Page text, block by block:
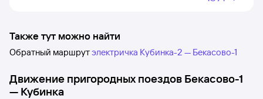
Также тут можно найти
Обратный маршрутэлектричка Кубинка-2 — Бекасово-1
Движение пригородных поездов Бекасово-1
— Кубинка